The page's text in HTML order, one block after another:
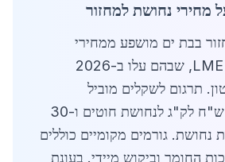
מחירי נחושת למחזור
בבת ים מושפע ממחירי
הנחושת בבורסת LME, שבהם עלו ב-2026
לטון. תרגום לשקלים מוביל
למחירים של 22 ש"ח לק"ג לנחושת חוטים ו-30
גורמים מקומיים כוללים
החומר וביקוש מיידי. בעונת